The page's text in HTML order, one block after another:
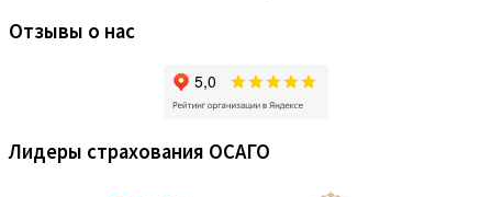
Отзывы о нас
Лидеры страхования ОСАГО